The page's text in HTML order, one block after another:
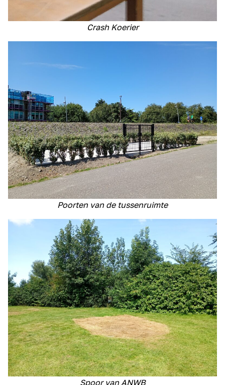
Crash Koerier
Poorten van de tussenruimte
Spoor van ANWB